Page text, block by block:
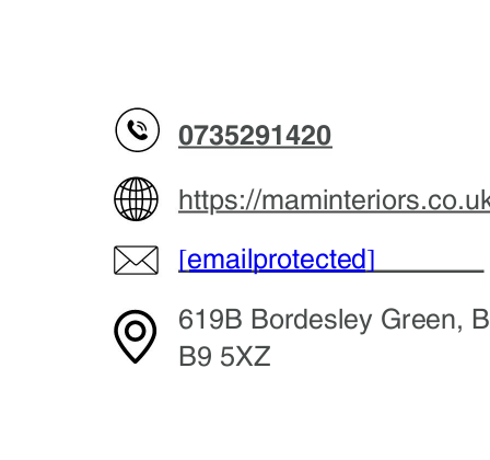
0735291420
[email protected]
619B Bordesley Green,
B9 5XZ
https://